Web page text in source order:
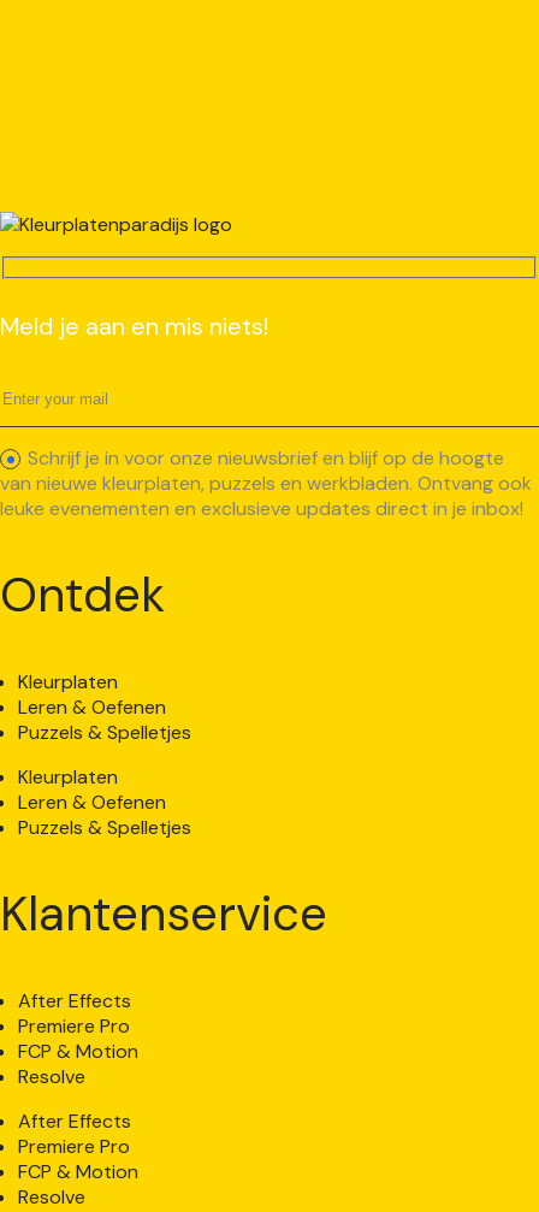
Meld je aan en mis niets!
Schrijf je in voor onze nieuwsbrief en blijf op de hoogte
van nieuwe kleurplaten, puzzels en werkbladen. Ontvang ook
leuke evenementen en exclusieve updates direct in je inbox!
Ontdek
Kleurplaten
Leren & Oefenen
Puzzels & Spelletjes
Kleurplaten
Leren & Oefenen
Puzzels & Spelletjes
Klantenservice
After Effects
Premiere Pro
FCP & Motion
Resolve
After Effects
Premiere Pro
FCP & Motion
Resolve